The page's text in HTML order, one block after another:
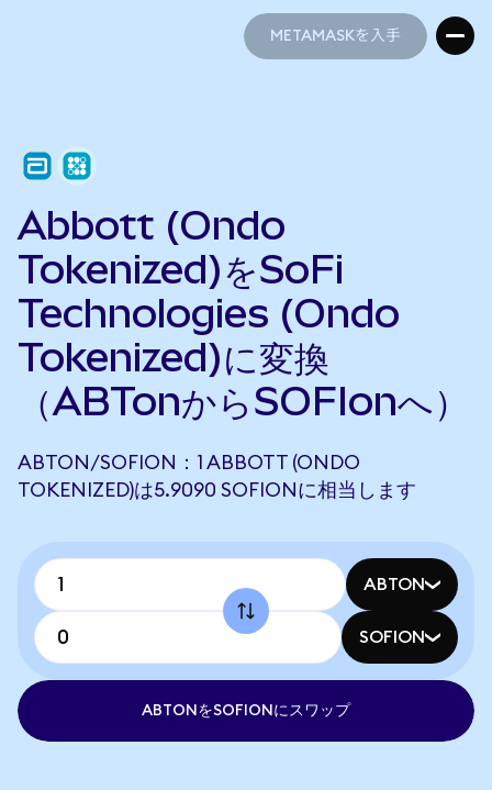
METAMASKを入手
Abbott (Ondo
Tokenized)をSoFi
Technologies (Ondo
Tokenized)に変換
（ABTonからSOFIonへ）
ABTON/SOFION：1 ABBOTT (ONDO
TOKENIZED)は5.9090 SOFIONに相当します
ABTON
SOFION
ABTONをSOFIONにスワップ